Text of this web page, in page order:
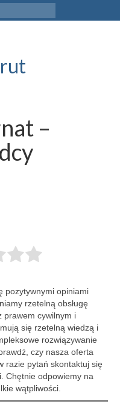
–
pozytywnymi opiniami
rzetelną obsługę
prawem cywilnym i
się rzetelną wiedzą i
rozwiązywanie
czy nasza oferta
razie pytań skontaktuj się
Chętnie odpowiemy na
wątpliwości.